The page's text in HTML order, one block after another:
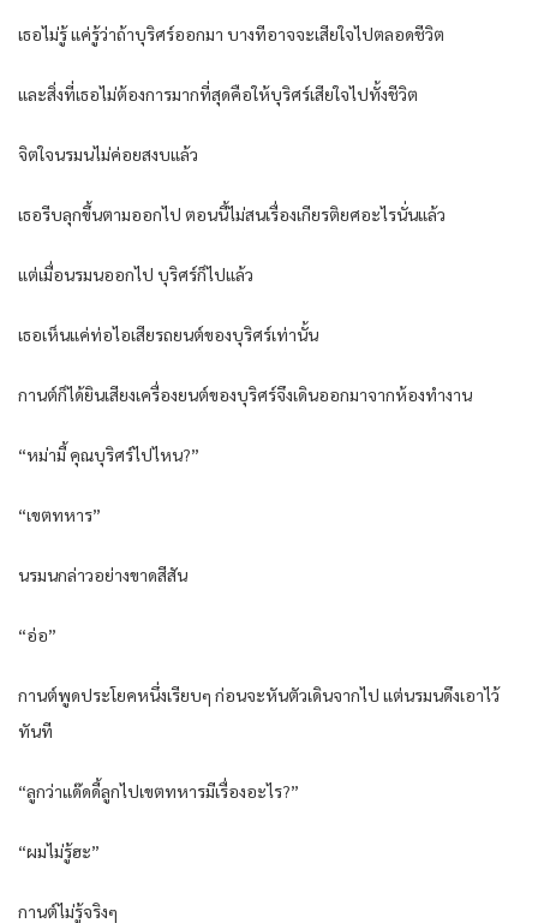
เธอไม่รู้ แค่รู้ว่าถ้าบุริศร์ออกมา บางทีอาจจะเสียใจไปตลอดชีวิต
และสิ่งที่เธอไม่ต้องการมากที่สุดคือให้บุริศร์เสียใจไปทั้งชีวิต
จิตใจนรมนไม่ค่อยสงบแล้ว
เธอรีบลุกขึ้นตามออกไป ตอนนี้ไม่สนเรื่องเกียรติยศอะไรนั่นแล้ว
แต่เมื่อนรมนออกไป บุริศร์ก็ไปแล้ว
เธอเห็นแค่ท่อไอเสียรถยนต์ของบุริศร์เท่านั้น
กานต์ก็ได้ยินเสียงเครื่องยนต์ของบุริศร์จึงเดินออกมาจากห้องทำงาน
“หม่ามี้ คุณบุริศร์ไปไหน?”
“เขตทหาร”
นรมนกล่าวอย่างขาดสีสัน
“อ่อ”
กานต์พูดประโยคหนึ่งเรียบๆ ก่อนจะหันตัวเดินจากไป แต่นรมนดึงเอาไว้
ทันที
“ลูกว่าแด๊ดดี้ลูกไปเขตทหารมีเรื่องอะไร?”
“ผมไม่รู้ฮะ”
กานต์ไม่รู้จริงๆ